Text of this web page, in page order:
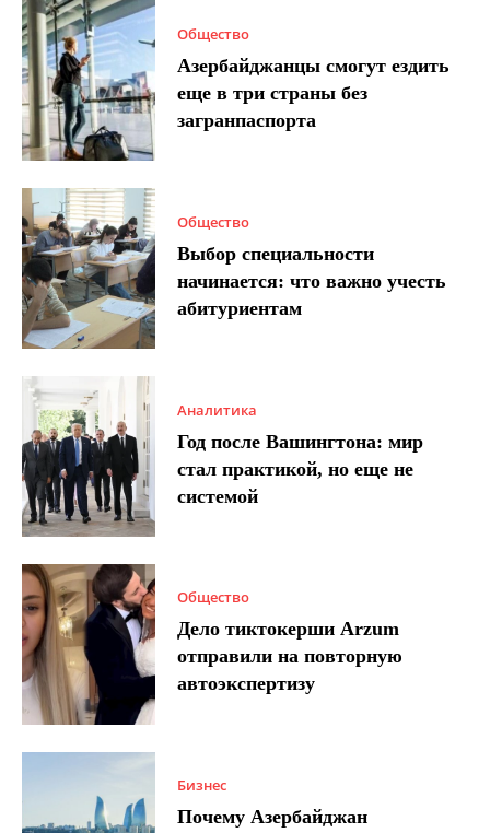
Общество
Азербайджанцы смогут ездить
еще в три страны без
загранпаспорта
Общество
Выбор специальности
начинается: что важно учесть
абитуриентам
Аналитика
Год после Вашингтона: мир
стал практикой, но еще не
системой
Общество
Дело тиктокерши Arzum
отправили на повторную
автоэкспертизу
Бизнес
Почему Азербайджан